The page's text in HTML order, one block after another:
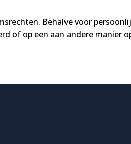
Behalve voor
of op een aan andere manier